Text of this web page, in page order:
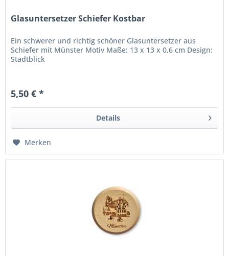
Glasuntersetzer Schiefer Kostbar
Ein schwerer und richtig schöner Glasuntersetzer aus
Schiefer mit Münster Motiv Maße: 13 x 13 x 0,6 cm Design:
Stadtblick
5,50 € *
Details
Merken